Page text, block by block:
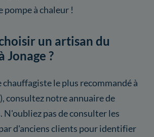
pompe à chaleur !
un artisan du
Jonage ?
le plus recommandé à
consultez notre annuaire de
N'oubliez pas de consulter les
d'anciens clients pour identifier